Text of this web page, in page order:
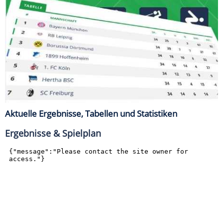
Aktuelle Ergebnisse, Tabellen und Statistiken
Ergebnisse & Spielplan